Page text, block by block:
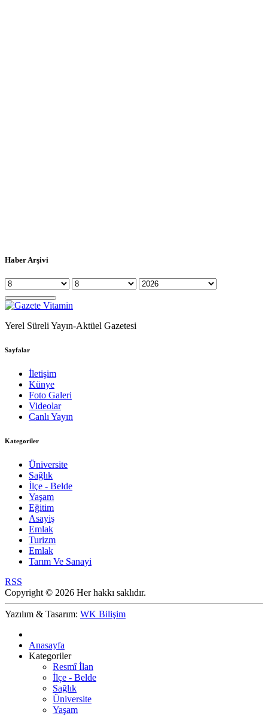
Haber Arşivi
Yerel Süreli Yayın-Aktüel Gazetesi
Sayfalar
İletişim
Künye
Foto Galeri
Videolar
Canlı Yayın
Kategoriler
Üniversite
Sağlık
İlçe - Belde
Yaşam
Eğitim
Asayiş
Emlak
Turizm
Emlak
Tarım Ve Sanayi
RSS
Copyright © 2026 Her hakkı saklıdır.
Yazılım & Tasarım: WK Bilişim
Anasayfa
Kategoriler
Resmî İlan
İlçe - Belde
Sağlık
Üniversite
Yaşam